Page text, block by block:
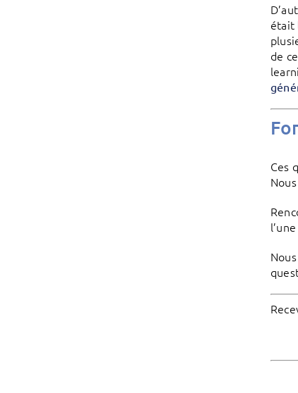
était
de
Ces